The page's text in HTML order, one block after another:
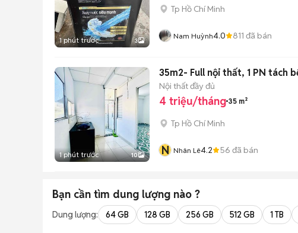
1 phút trước 3
Tp Hồ Chí Minh
Nam Huỳnh4.0 811 đã bán
1 phút trước 10
35m2- Full nội thất, 1 PN tách
Nội thất đầy đủ
4 triệu/tháng 35 m²
Tp Hồ Chí Minh
N Nhân Lê4.2 56 đã bán
Bạn cần tìm dung lượng nào ?
Dung lượng: 64 GB 128 GB 256 GB 512 GB 1 TB